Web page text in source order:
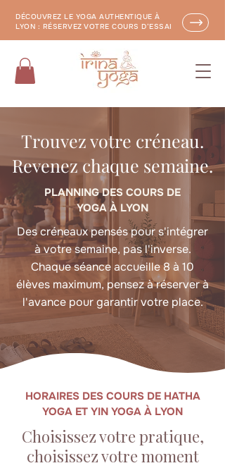
DÉCOUVREZ LE YOGA AUTHENTIQUE À
LYON : RÉSERVEZ VOTRE COURS D’ESSAI
Trouvez votre créneau.
Revenez chaque semaine.
PLANNING DES COURS DE
YOGA À LYON
Des créneaux pensés pour s'intégrer
à votre semaine, pas l'inverse.
Chaque séance accueille 8 à 10
élèves maximum, pensez à réserver à
l'avance pour garantir votre place.
HORAIRES DES COURS DE HATHA
YOGA ET YIN YOGA À LYON
Choisissez votre pratique,
choisissez votre moment